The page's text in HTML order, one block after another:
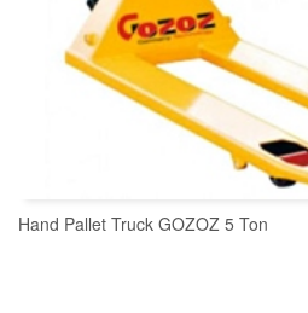
Hand Pallet Truck GOZOZ 5 Ton